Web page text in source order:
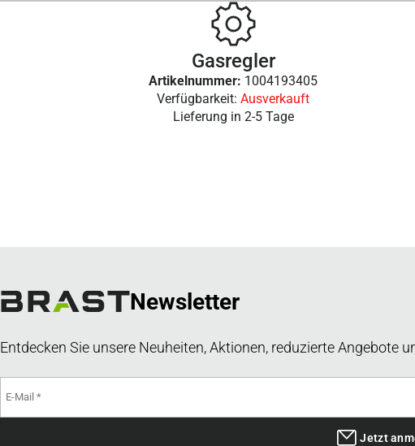
Gasregler
Artikelnummer: 1004193405
Verfügbarkeit: Ausverkauft
Lieferung in 2-5 Tage
Newsletter
Entdecken Sie unsere Neuheiten, Aktionen, reduzierte Angebote
Jetzt